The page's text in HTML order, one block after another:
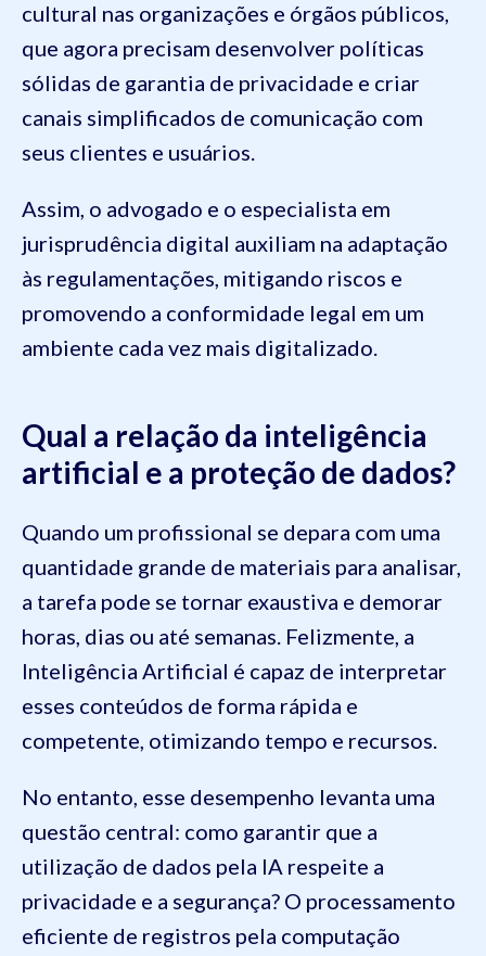
cultural nas organizações e órgãos públicos,
que agora precisam desenvolver políticas
sólidas de garantia de privacidade e criar
canais simplificados de comunicação com
seus clientes e usuários.
Assim, o advogado e o especialista em
jurisprudência digital auxiliam na adaptação
às regulamentações, mitigando riscos e
promovendo a conformidade legal em um
ambiente cada vez mais digitalizado.
Qual a relação da inteligência
artificial e a proteção de dados?
Quando um profissional se depara com uma
quantidade grande de materiais para analisar,
a tarefa pode se tornar exaustiva e demorar
horas, dias ou até semanas. Felizmente, a
Inteligência Artificial é capaz de interpretar
esses conteúdos de forma rápida e
competente, otimizando tempo e recursos.
No entanto, esse desempenho levanta uma
questão central: como garantir que a
utilização de dados pela IA respeite a
privacidade e a segurança? O processamento
eficiente de registros pela computação